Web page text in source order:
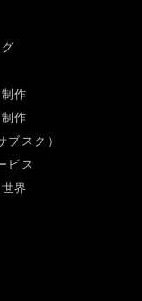
作
作
スク）
ビス
界